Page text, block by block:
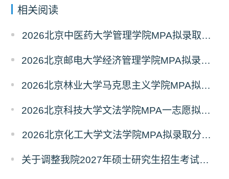
相关阅读
2026北京中医药大学管理学院MPA拟录取分析解读
2026北京邮电大学经济管理学院MPA拟录取分析解读
2026北京林业大学马克思主义学院MPA拟录取分析解读
2026北京科技大学文法学院MPA一志愿拟录取分析解读
2026北京化工大学文法学院MPA拟录取分析解读
关于调整我院2027年硕士研究生招生考试科目及参考书的通知